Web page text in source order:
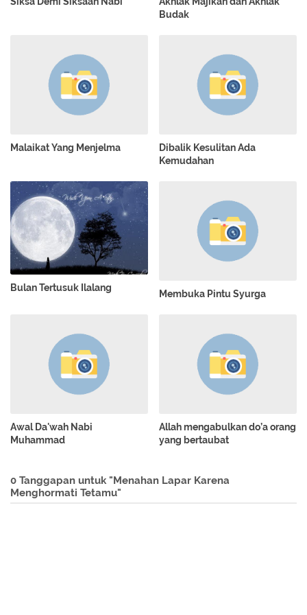
Budak
Malaikat Yang Menjelma
Dibalik Kesulitan Ada
Kemudahan
Bulan Tertusuk Ilalang
Membuka Pintu Syurga
Awal Da'wah Nabi
Muhammad
Allah mengabulkan do’a orang
yang bertaubat
0 Tanggapan untuk "Menahan Lapar Karena
Menghormati Tetamu"